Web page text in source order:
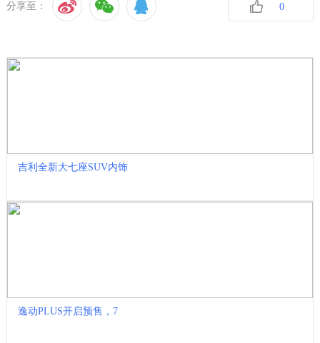
分享至： 0
吉利全新大七座SUV内饰
逸动PLUS开启预售，7